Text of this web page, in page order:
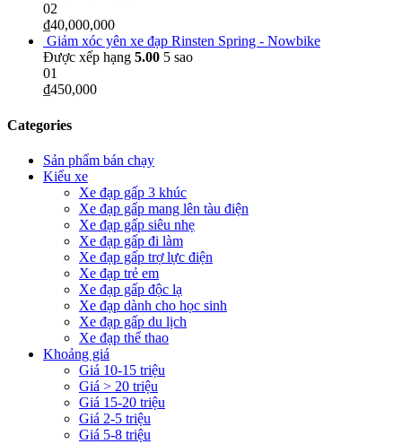
02
₫40,000,000
Giảm xóc yên xe đạp Rinsten Spring - Nowbike
Được xếp hạng 5.00 5 sao
01
₫450,000
Categories
Sản phẩm bán chạy
Kiểu xe
Xe đạp gấp 3 khúc
Xe đạp gấp mang lên tàu điện
Xe đạp gấp siêu nhẹ
Xe đạp gấp đi làm
Xe đạp gấp trợ lực điện
Xe đạp trẻ em
Xe đạp gấp độc lạ
Xe đạp dành cho học sinh
Xe đạp gấp du lịch
Xe đạp thể thao
Khoảng giá
Giá 10-15 triệu
Giá > 20 triệu
Giá 15-20 triệu
Giá 2-5 triệu
Giá 5-8 triệu